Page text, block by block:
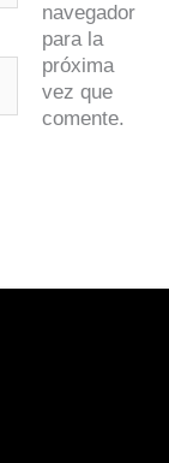
navegador
para la
próxima
vez que
comente.